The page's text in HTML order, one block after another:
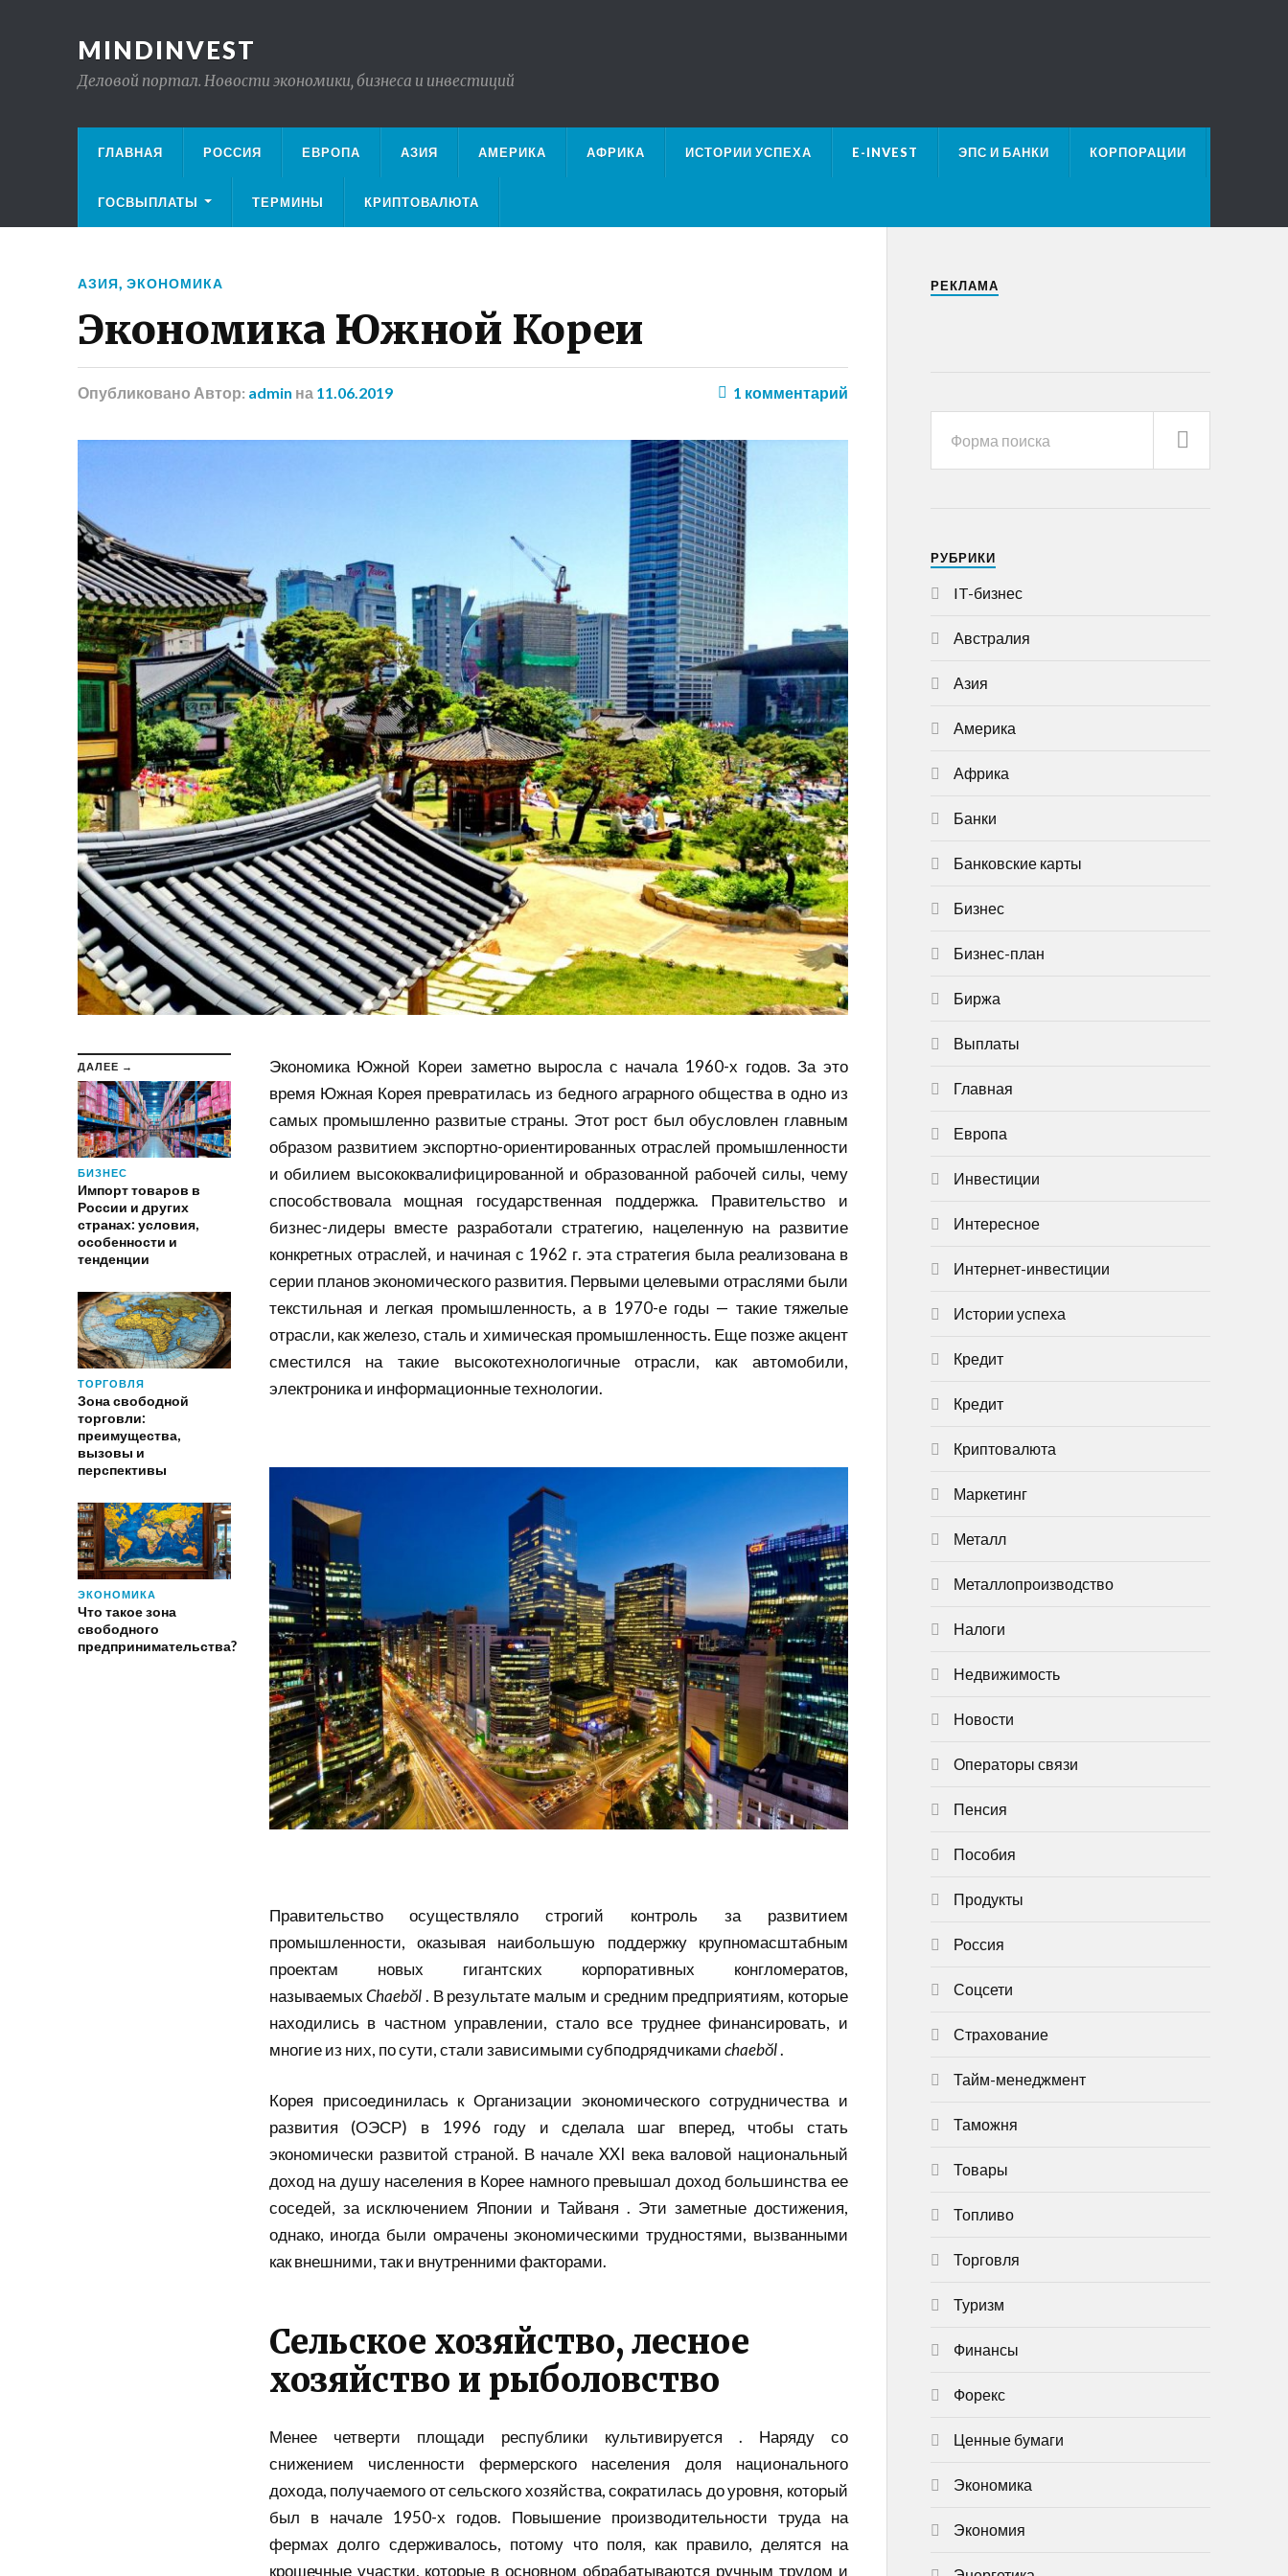
MINDINVEST
Деловой портал. Новости экономики, бизнеса и инвестиций
ГЛАВНАЯ РОССИЯ ЕВРОПА АЗИЯ АМЕРИКА АФРИКА ИСТОРИИ УСПЕХА E-INVEST ЭПС И БАНКИ КОРПОРАЦИИ
ГОСВЫПЛАТЫ ТЕРМИНЫ КРИПТОВАЛЮТА
АЗИЯ, ЭКОНОМИКА
Экономика Южной Кореи
Опубликовано Автор: admin на 11.06.2019 1 комментарий
ДАЛЕЕ →
БИЗНЕС
Импорт товаров в
России и других
странах: условия,
особенности и
тенденции
ТОРГОВЛЯ
Зона свободной
торговли:
преимущества,
вызовы и
перспективы
ЭКОНОМИКА
Что такое зона
свободного
предпринимательства?
Экономика Южной Кореи заметно выросла с начала 1960-х годов. За это
время Южная Корея превратилась из бедного аграрного общества в одно из
самых промышленно развитыестраны. Этот рост был обусловлен главным
образом развитием экспортно-ориентированных отраслей промышленности
и обилием высококвалифицированной и образованной рабочей силы, чему
способствовала мощная государственная поддержка. Правительство и
бизнес-лидеры вместе разработали стратегию, нацеленную на развитие
конкретных отраслей, и начиная с 1962 г. эта стратегия была реализованав
серии планов экономического развития. Первыми целевыми отраслями были
текстильная и легкая промышленность, а в 1970-е годы — такие тяжелые
отрасли, как железо, сталь и химическая промышленность. Еще позже акцент
сместился на такие высокотехнологичные отрасли, как автомобили,
электроника и информационные технологии.
Правительство осуществляло строгий контроль за развитием
промышленности, оказывая наибольшую поддержку крупномасштабным
проектам новых гигантских корпоративных конгломератов,
называемыхChaebŏl. В результате малым и средним предприятиям, которые
находились в частном управлении, стало все труднее финансировать, и
многие из них, по сути, стали зависимыми субподрядчикамиchaebŏl.
Корея присоединилась кОрганизации экономического сотрудничества и
развития (ОЭСР) в 1996 году и сделала шаг вперед, чтобы стать
экономически развитой страной. В начале XXI века валовой национальный
доходна душу населения в Корее намного превышал доход большинства ее
соседей, за исключением Японии иТайваня . Эти заметные достижения,
однако, иногда были омрачены экономическими трудностями, вызванными
как внешними, так и внутренними факторами.
Сельское хозяйство, лесное
хозяйство и рыболовство
Менее четверти площади республики культивируется . Наряду со
снижением численности фермерского населения доля национального
дохода, получаемого от сельского хозяйства, сократилась до уровня, который
был в начале 1950-х годов. Повышение производительности труда на
фермах долго сдерживалось, потому что поля, как правило, делятся на
крошечные участки, которые в основном обрабатываются ручным трудом и
РЕКЛАМА
РУБРИКИ
IT-бизнес
Австралия
Азия
Америка
Африка
Банки
Банковские карты
Бизнес
Бизнес-план
Биржа
Выплаты
Главная
Европа
Инвестиции
Интересное
Интернет-инвестиции
Истории успеха
Кредит
Кредит
Криптовалюта
Маркетинг
Металл
Металлопроизводство
Налоги
Недвижимость
Новости
Операторы связи
Пенсия
Пособия
Продукты
Россия
Соцсети
Страхование
Тайм-менеджмент
Таможня
Товары
Топливо
Торговля
Туризм
Финансы
Форекс
Ценные бумаги
Экономика
Экономия